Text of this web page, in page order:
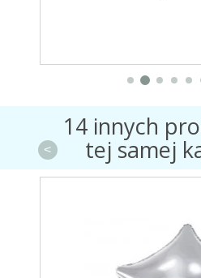
14 innych
tej samej
<